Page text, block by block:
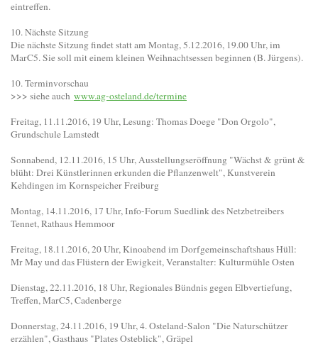
eintreffen.
10. Nächste Sitzung
Die nächste Sitzung findet statt am Montag, 5.12.2016, 19.00 Uhr, im
MarC5. Sie soll mit einem kleinen Weihnachtsessen beginnen (B. Jürgens).
10. Terminvorschau
>>> siehe auch www.ag-osteland.de/termine
Freitag, 11.11.2016, 19 Uhr, Lesung: Thomas Doege "Don Orgolo",
Grundschule Lamstedt
Sonnabend, 12.11.2016, 15 Uhr, Ausstellungseröffnung "Wächst & grünt &
blüht: Drei Künstlerinnen erkunden die Pflanzenwelt", Kunstverein
Kehdingen im Kornspeicher Freiburg
Montag, 14.11.2016, 17 Uhr, Info-Forum Suedlink des Netzbetreibers
Tennet, Rathaus Hemmoor
Freitag, 18.11.2016, 20 Uhr, Kinoabend im Dorfgemeinschaftshaus Hüll:
Mr May und das Flüstern der Ewigkeit, Veranstalter: Kulturmühle Osten
Dienstag, 22.11.2016, 18 Uhr, Regionales Bündnis gegen Elbvertiefung,
Treffen, MarC5, Cadenberge
Donnerstag, 24.11.2016, 19 Uhr, 4. Osteland-Salon "Die Naturschützer
erzählen", Gasthaus "Plates Osteblick", Gräpel